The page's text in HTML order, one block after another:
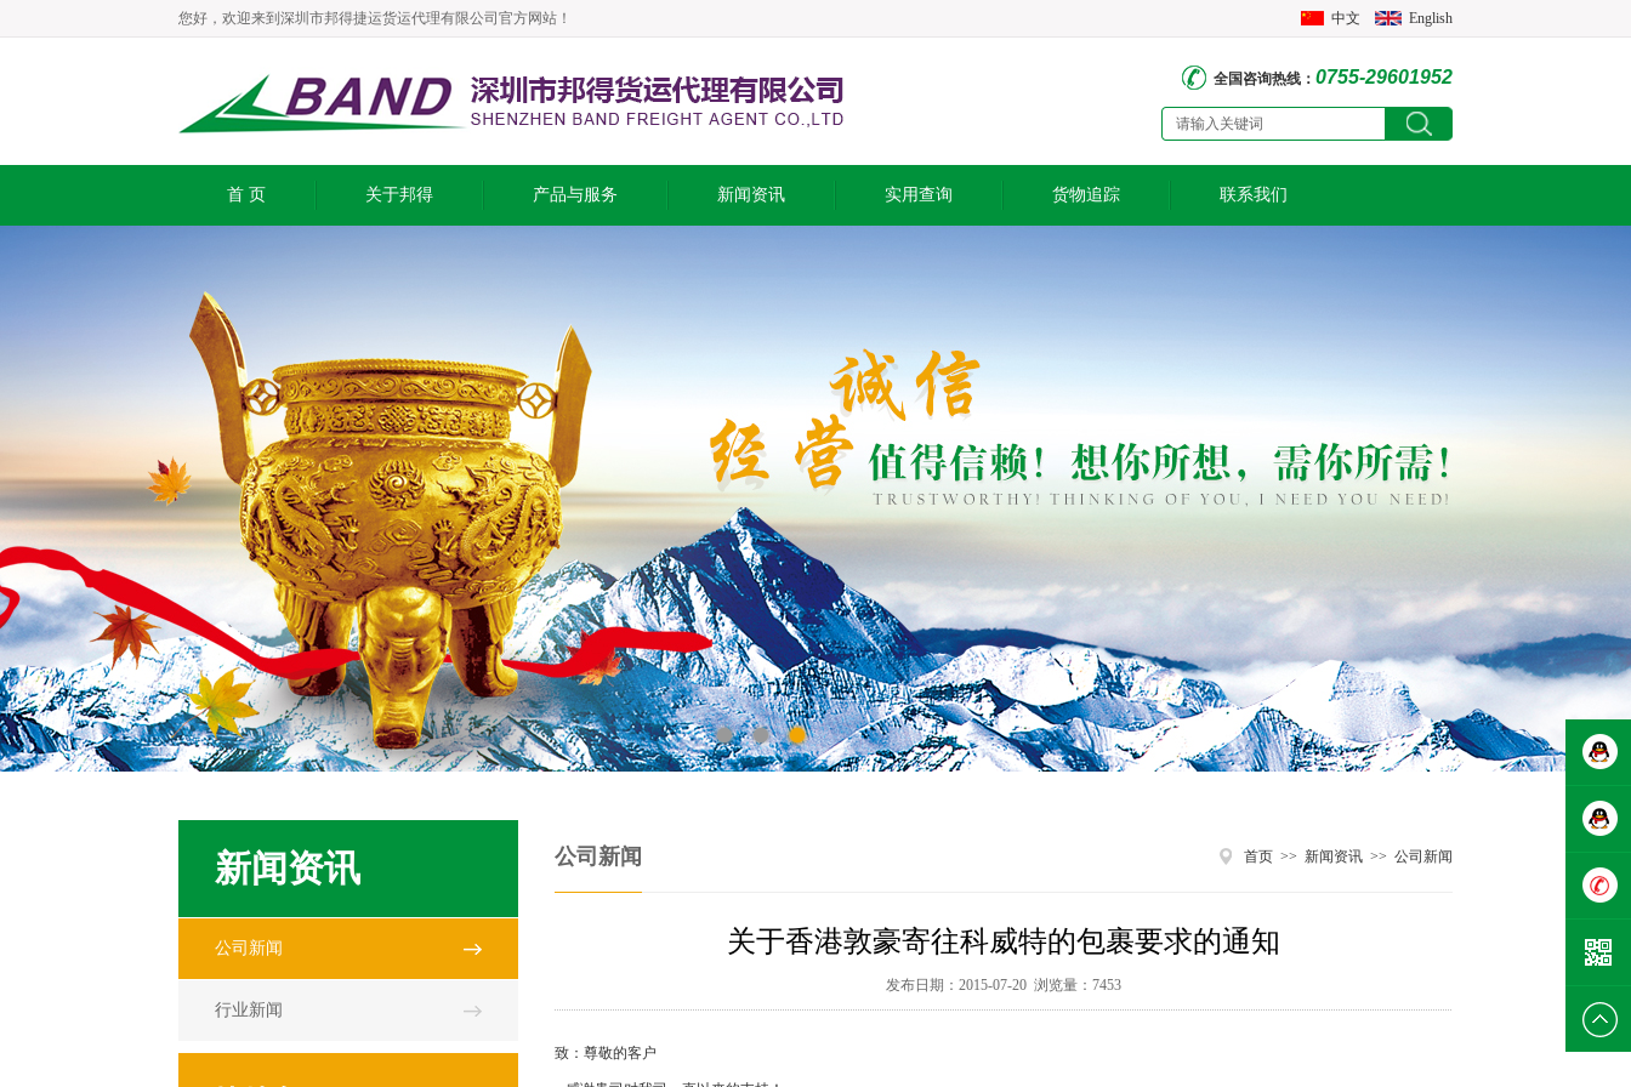
您好，欢迎来到深圳市邦得捷运货运代理有限公司官方网站！ 中文 English
全国咨询热线： 0755-29601952
首 页 关于邦得 产品与服务 新闻资讯 实用查询 货物追踪 联系我们
新闻资讯
公司新闻
行业新闻
公司新闻 首页 >> 新闻资讯 >> 公司新闻
关于香港敦豪寄往科威特的包裹要求的通知
发布日期：2015-07-20 浏览量：7453
致：尊敬的客户
在线咨
在线咨
0755-